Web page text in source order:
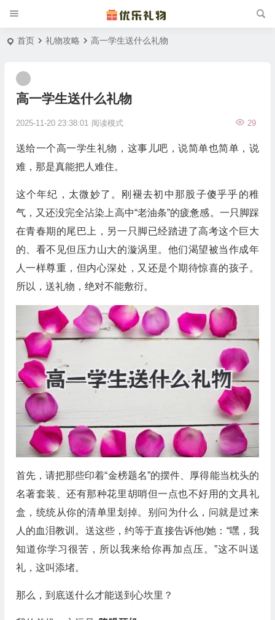
首页 礼物攻略 高一学生送什么礼物
高一学生送什么礼物
2025-11-20 23:38:01 29
阅读模式
送给一个高一学生礼物，这事儿吧，说简单也简单，说
难，那是真能把人难住。
这个年纪，太微妙了。刚褪去初中那股子傻乎乎的稚
气，又还没完全沾染上高中“老油条”的疲惫感。一只脚踩
在青春期的尾巴上，另一只脚已经踏进了高考这个巨大
的、看不见但压力山大的漩涡里。他们渴望被当作成年
人一样尊重，但内心深处，又还是个期待惊喜的孩子。
所以，送礼物，绝对不能敷衍。
首先，请把那些印着“金榜题名”的摆件、厚得能当枕头的
名著套装、还有那种花里胡哨但一点也不好用的文具礼
盒，统统从你的清单里划掉。别问为什么，问就是过来
人的血泪教训。送这些，约等于直接告诉他/她：“嘿，我
知道你学习很苦，所以我来给你再加点压。”这不叫送
礼，这叫添堵。
那么，到底送什么才能送到心坎里？